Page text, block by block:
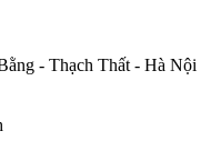
- Thạch Thất - Hà Nội